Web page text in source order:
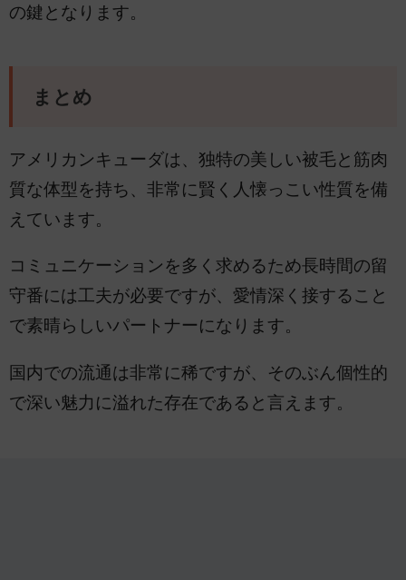
の鍵となります。
まとめ
アメリカンキューダは、独特の美しい被毛と筋肉
質な体型を持ち、非常に賢く人懐っこい性質を備
えています。
コミュニケーションを多く求めるため長時間の留
守番には工夫が必要ですが、愛情深く接すること
で素晴らしいパートナーになります。
国内での流通は非常に稀ですが、そのぶん個性的
で深い魅力に溢れた存在であると言えます。